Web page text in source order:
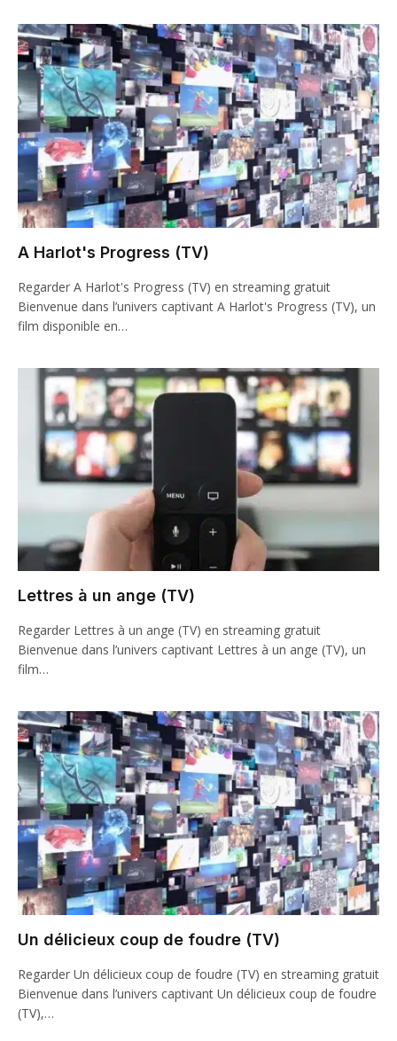
A Harlot's Progress (TV)
Regarder A Harlot's Progress (TV) en streaming gratuit
Bienvenue dans l’univers captivant A Harlot's Progress (TV), un
film disponible en…
Lettres à un ange (TV)
Regarder Lettres à un ange (TV) en streaming gratuit
Bienvenue dans l’univers captivant Lettres à un ange (TV), un
film…
Un délicieux coup de foudre (TV)
Regarder Un délicieux coup de foudre (TV) en streaming gratuit
Bienvenue dans l’univers captivant Un délicieux coup de foudre
(TV),…